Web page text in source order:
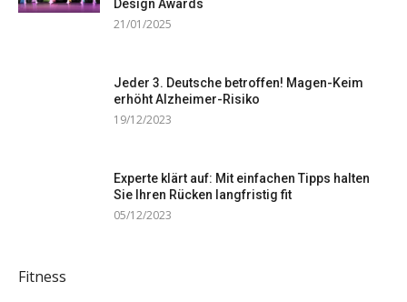
Design Awards
21/01/2025
Jeder 3. Deutsche betroffen! Magen-Keim
erhöht Alzheimer-Risiko
19/12/2023
Experte klärt auf: Mit einfachen Tipps halten
Sie Ihren Rücken langfristig fit
05/12/2023
Fitness